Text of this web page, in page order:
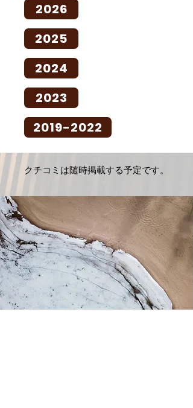
2026
2025
2024
2023
2019-2022
クチコミは​随時掲載する予定です。